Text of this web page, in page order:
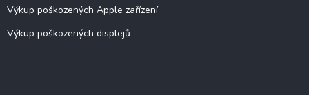
Výkup poškozených Apple zařízení
Výkup poškozených displejů